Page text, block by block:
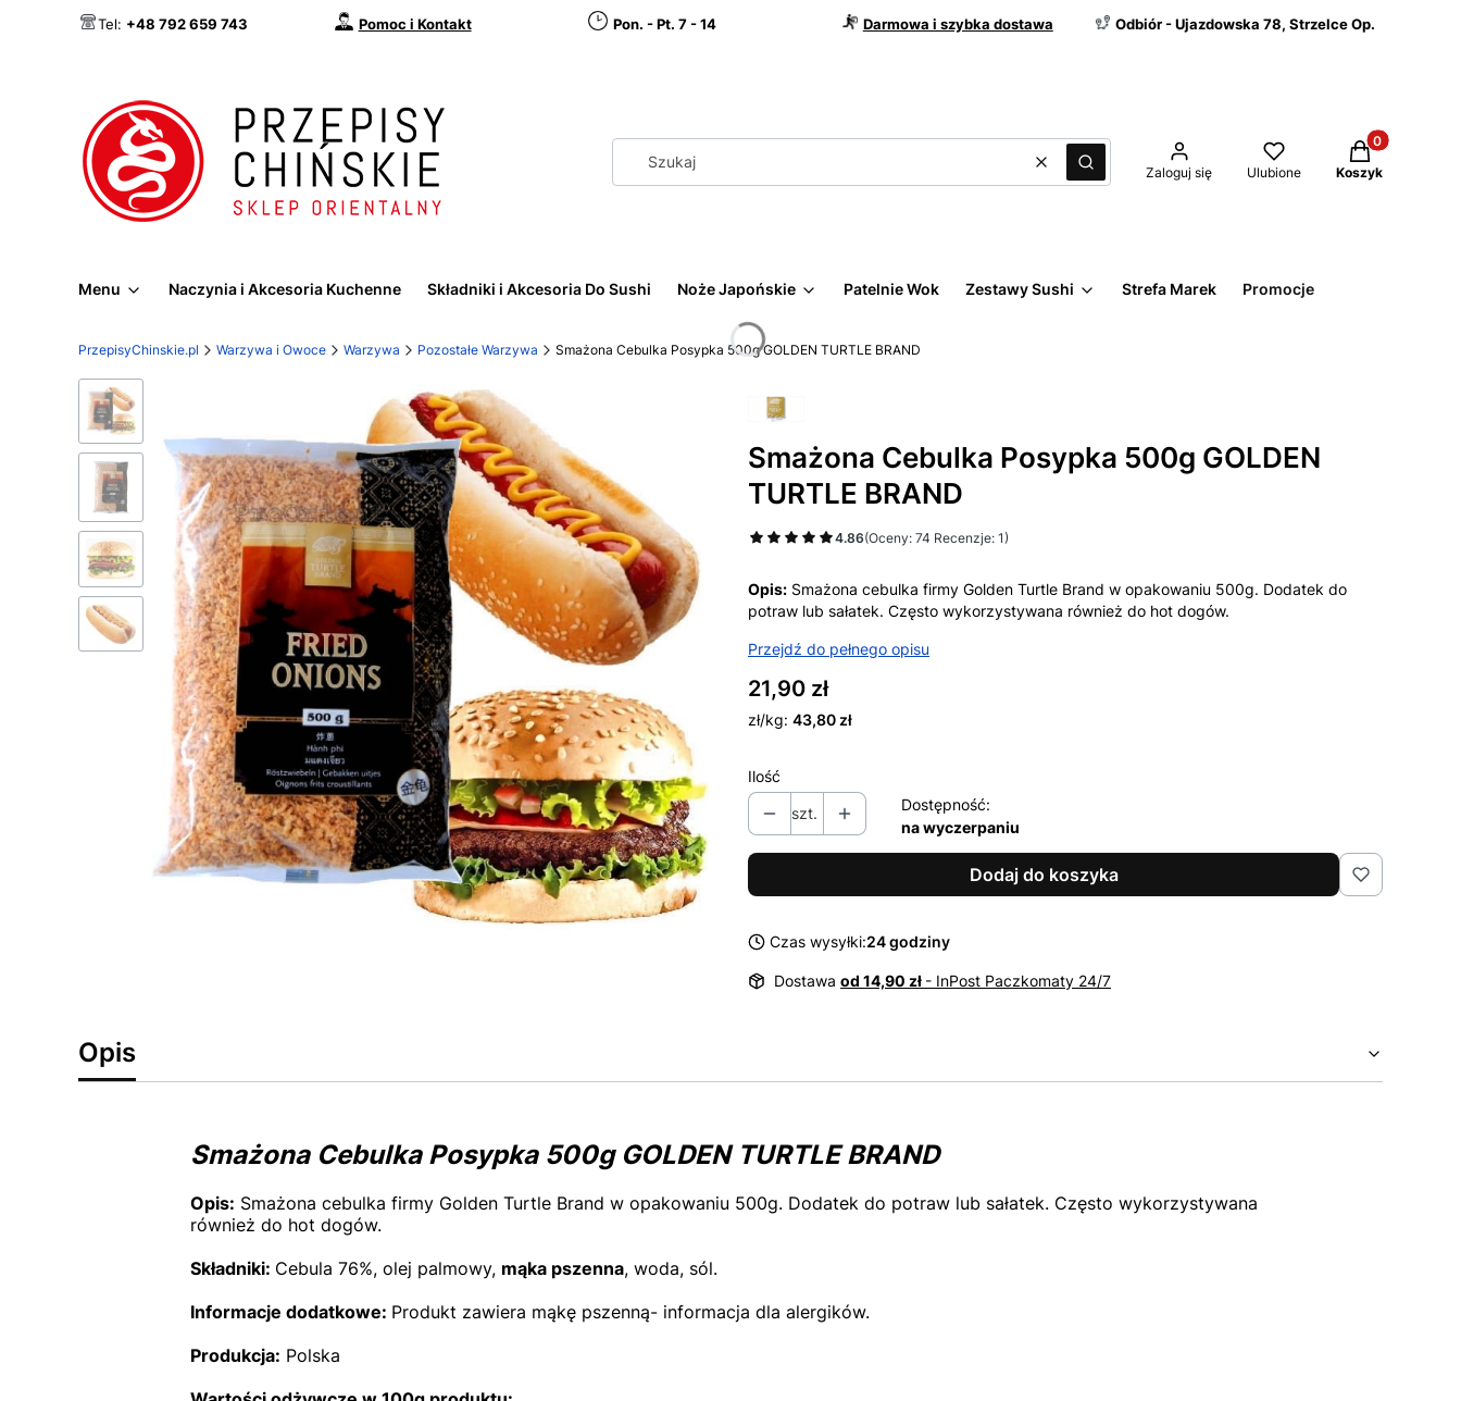
Tel: +48 792 659 743 Pomoc i Kontakt Pon. - Pt. 7 - 14 Darmowa i szybka dostawa Odbiór - Ujazdowska 78, Strzelce Op.
WyczyśćSzukaj Zaloguj się Ulubione
Produkty w
Koszyk
Menu Naczynia i Akcesoria Kuchenne Składniki i Akcesoria Do Sushi Noże Japońskie Patelnie Wok Zestawy Sushi Strefa Marek Promocje
PrzepisyChinskie.pl Warzywa i Owoce Warzywa Pozostałe Warzywa Smażona Cebulka Posypka 500g GOLDEN TURTLE BRAND
Smażona Cebulka Posypka 500g GOLDEN
TURTLE BRAND
4.86(Oceny: 74 Recenzje: 1)
Opis: Smażona cebulka firmy Golden Turtle Brand w opakowaniu 500g. Dodatek do
potraw lub sałatek. Często wykorzystywana również do hot dogów.
Przejdź do pełnego opisu
Cena
21,90 zł
zł/kg: 43,80 zł
Ilość
szt.
Dostępność:
na wyczerpaniu
Dodaj do koszyka
Czas wysyłki:24 godziny
Dostawa od 14,90 zł - InPost Paczkomaty 24/7
Opis
Smażona Cebulka Posypka 500g GOLDEN TURTLE BRAND
Opis: Smażona cebulka firmy Golden Turtle Brand w opakowaniu 500g. Dodatek do potraw lub sałatek. Często wykorzystywana
również do hot dogów.
Składniki: Cebula 76%, olej palmowy, mąka pszenna, woda, sól.
Informacje dodatkowe: Produkt zawiera mąkę pszenną- informacja dla alergików.
Produkcja: Polska